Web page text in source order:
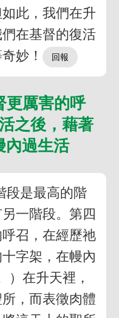
如此，我們在升
在基督的復活
妙！
更厲害的呼
之後，藉著
內過生活
段是最高的階
一階段。第四
召，在經歷祂
字架，在幔內
）在升天裡，
，而表徵肉體